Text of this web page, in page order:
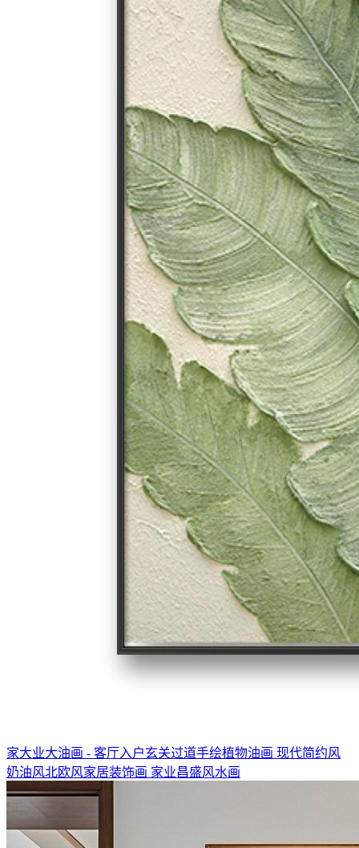
家大业大油画 - 客厅入户玄关过道手绘植物油画 现代简约风
奶油风北欧风家居装饰画 家业昌盛风水画